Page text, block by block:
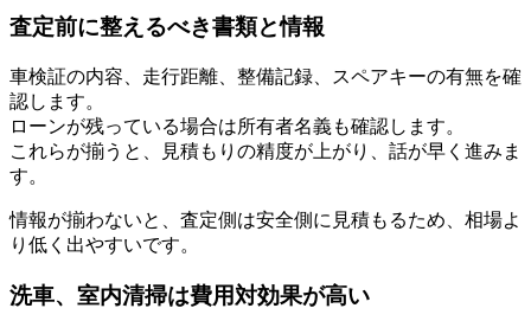
査定前に整えるべき書類と情報
車検証の内容、走行距離、整備記録、スペアキーの有無を確
認します。
ローンが残っている場合は所有者名義も確認します。
これらが揃うと、見積もりの精度が上がり、話が早く進みま
す。
情報が揃わないと、査定側は安全側に見積もるため、相場よ
り低く出やすいです。
洗車、室内清掃は費用対効果が高い